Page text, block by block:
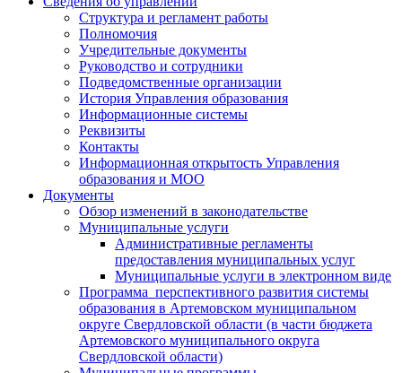
Структура и регламент работы
Полномочия
Учредительные документы
Руководство и сотрудники
Подведомственные организации
История Управления образования
Информационные системы
Реквизиты
Контакты
Информационная открытость Управления
образования и МОО
Документы
Обзор изменений в законодательстве
Муниципальные услуги
Административные регламенты
предоставления муниципальных услуг
Муниципальные услуги в электронном виде
Программа перспективного развития системы
образования в Артемовском муниципальном
округе Свердловской области (в части бюджета
Артемовского муниципального округа
Свердловской области)